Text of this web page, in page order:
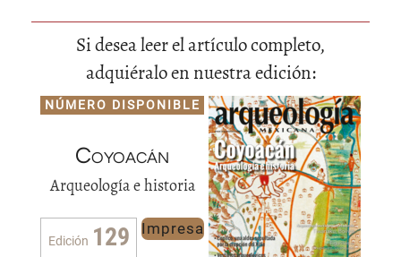
Si desea leer el artículo completo,
adquiéralo en nuestra edición:
NÚMERO DISPONIBLE
Coyoacán
Arqueología e historia
Edición 129 Impresa